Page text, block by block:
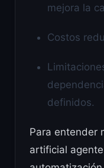
mejora la
Costos
definidos.
Para entender
artificial